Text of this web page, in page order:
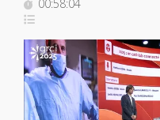
00:58:04